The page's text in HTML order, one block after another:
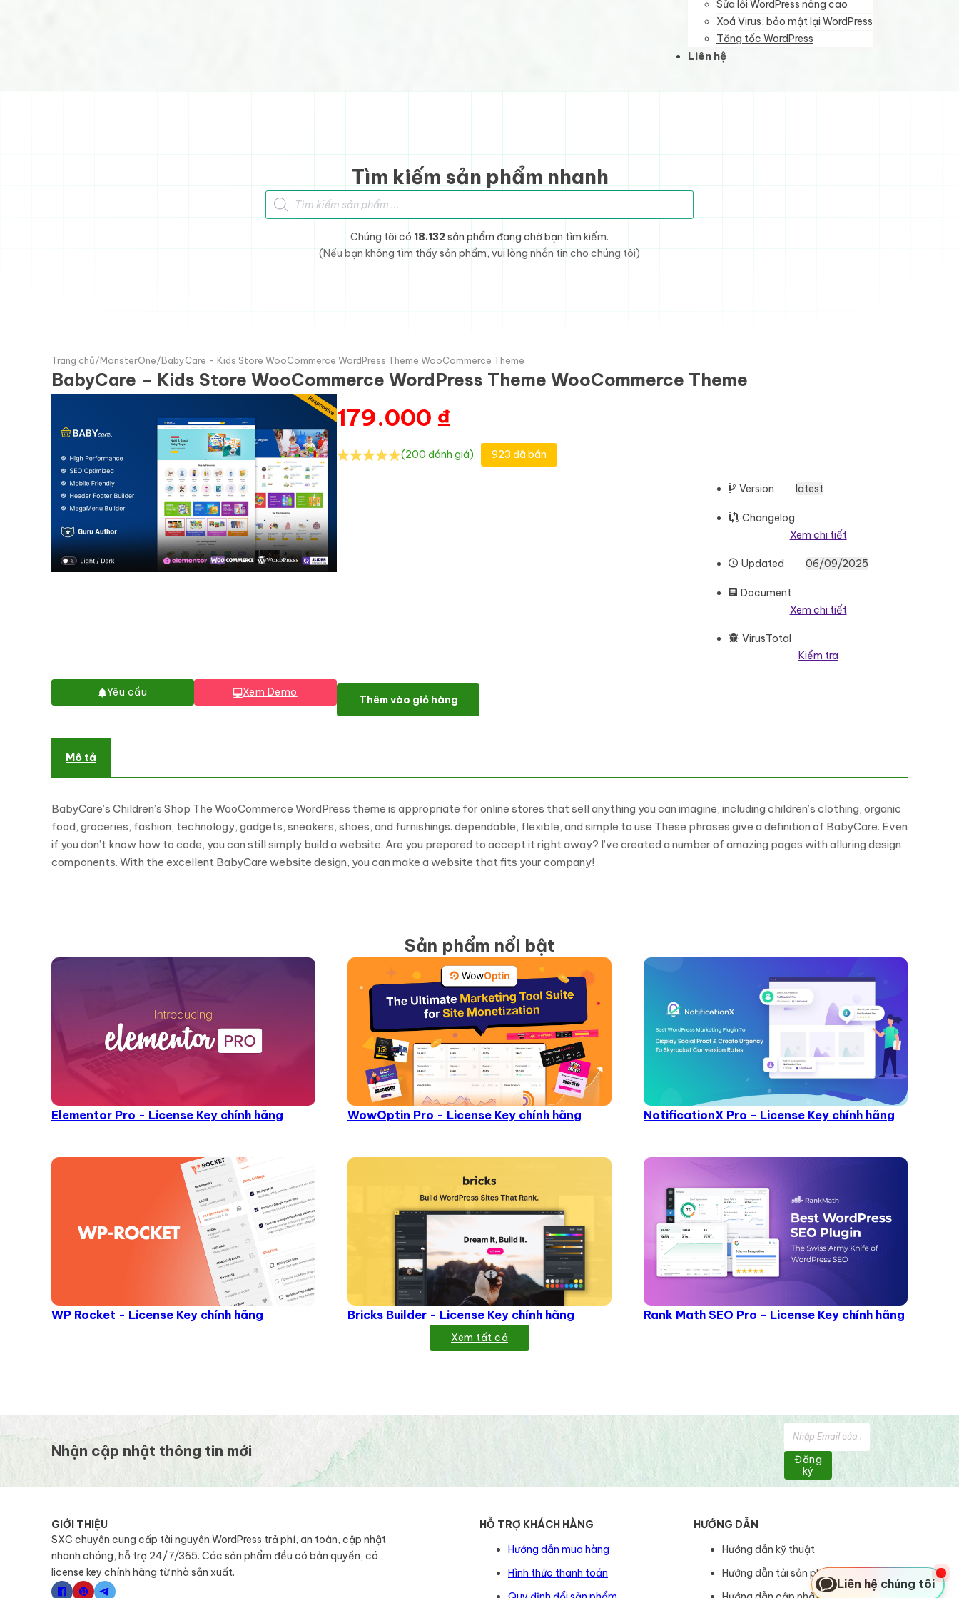
Sửa lỗi WordPress nâng cao
Xoá Virus, bảo mật lại WordPress
Tăng tốc WordPress
Liên hệ
Tìm kiếm sản phẩm nhanh
Tìm kiếm sản phẩm
Chúng tôi có 18.132 sản phẩm đang chờ bạn tìm kiếm.
(Nếu bạn không tìm thấy sản phẩm, vui lòng nhắn tin cho chúng tôi)
Trang chủ/MonsterOne/BabyCare - Kids Store WooCommerce WordPress Theme WooCommerce Theme
BabyCare – Kids Store WooCommerce WordPress Theme WooCommerce Theme
Yêu cầu Xem Demo
179.000 ₫
(200 đánh giá) 923 đã bán
Version latest
Changelog
Xem chi tiết
Updated 06/09/2025
Document
Xem chi tiết
VirusTotal
Kiểm tra
BabyCare - Kids Store WooCommerce WordPress Theme WooCommerce Theme số lượng
Thêm vào giỏ hàng
Mô tả
BabyCare’s Children’s Shop The WooCommerce WordPress theme is appropriate for online stores that sell anything you can imagine, including children’s clothing, organic
food, groceries, fashion, technology, gadgets, sneakers, shoes, and furnishings. dependable, flexible, and simple to use These phrases give a definition of BabyCare. Even
if you don’t know how to code, you can still simply build a website. Are you prepared to accept it right away? I’ve created a number of amazing pages with alluring design
components. With the excellent BabyCare website design, you can make a website that fits your company!
Sản phẩm nổi bật
Elementor Pro - License Key chính hãng WowOptin Pro - License Key chính hãng NotificationX Pro - License Key chính hãng
WP Rocket - License Key chính hãng Bricks Builder - License Key chính hãng Rank Math SEO Pro - License Key chính hãng
Xem tất cả
Nhận cập nhật thông tin mới
Đăng
ký
GIỚI THIỆU
SXC chuyên cung cấp tài nguyên WordPress trả phí, an toàn, cập nhật
nhanh chóng, hỗ trợ 24/7/365. Các sản phẩm đều có bản quyền, có
license key chính hãng từ nhà sản xuất.
HỖ TRỢ KHÁCH HÀNG
Hướng dẫn mua hàng
Hình thức thanh toán
HƯỚNG DẪN
Hướng dẫn kỹ thuật
Hướng dẫn tải sản phẩm
Liên hệ chúng tôi